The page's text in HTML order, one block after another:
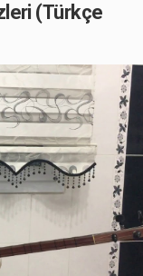
(Türkçe